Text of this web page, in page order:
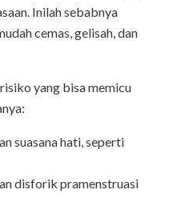
Inilah sebabnya
cemas, gelisah, dan
yang bisa memicu
suasana hati, seperti
disforik pramenstruasi